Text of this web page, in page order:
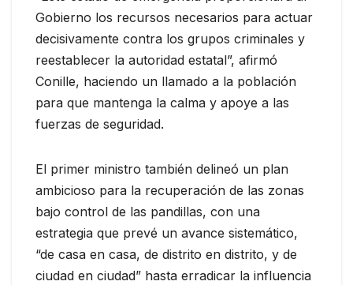
Gobierno los recursos necesarios para actuar
decisivamente contra los grupos criminales y
reestablecer la autoridad estatal”, afirmó
Conille, haciendo un llamado a la población
para que mantenga la calma y apoye a las
fuerzas de seguridad.
El primer ministro también delineó un plan
ambicioso para la recuperación de las zonas
bajo control de las pandillas, con una
estrategia que prevé un avance sistemático,
“de casa en casa, de distrito en distrito, y de
ciudad en ciudad” hasta erradicar la influencia